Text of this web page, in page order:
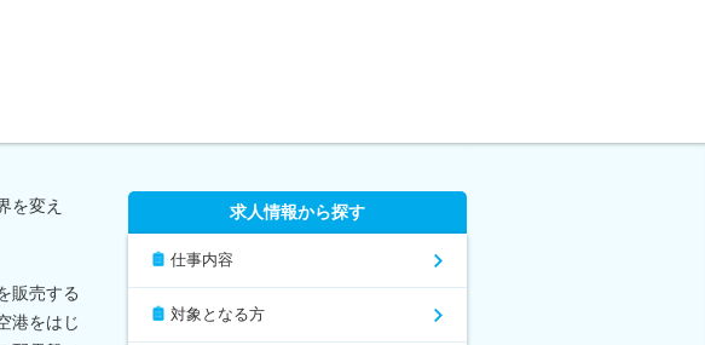
を変え
販売する
港をはじ
求人情報から探す
仕事内容
対象となる方